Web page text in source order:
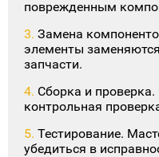
поврежденным
Замена
элементы
запчасти.
Сборка и
контрольная
Тестирование.
убедиться в